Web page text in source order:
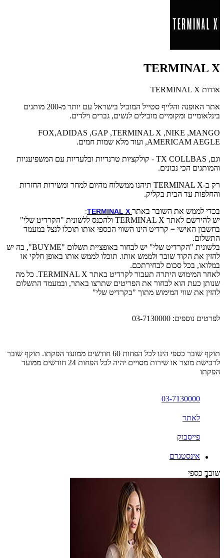
TERMINAL X
אודות TERMINAL X
אתר האופנה והלייף סטייל המוביל בישראל עם יותר מ-200 מותגים
בינלאומיים ומקומיים מובילים לנשים, גברים וילדים.
MANGO
,
NIKE
,
TERMINAL X
,
GAP
,
ADIDAS
,
FOX
,AMERICAM AEGLE ועוד מלא שמות חמים.
וגם, TX COLLBAS - קולקציות טרנדיות ובלעדיות עם המשפיעניות
והמותגים הכי נכונים.
רק ב-TERMINAL X תיהנו ממשלוח מהיום למחר ומשירות החזרות
והחלפות עד הבית בקליק.
בכדי לממש את השובר באתר TERMINAL X
:
יש להירשם לאתר TERMINAL X ולהכנס ללשונית
"הקרדיט שלי"
בחשבון האישי = קרדיט הינו השווי הכספי אותו תוכלו לנצל במעמד
התשלום.
בלשונית "הקרדיט שלי" יש לבחור באופציית תשלום "BUYME", בה יש
להזין את הקוד שובר ולממש אותו. תוכלו לממש אותו באופן חלקי או
במלואו, בכל סכום לבחירתכם.
לאחר המימוש היתרה תעבור לקרדיט באתר
. כל מה
שנותן כעת הוא לבחור את הפריטים שתרצו באתר, ובמעמד התשלום
להזין את שווי המימוש מתוך "בקרדיט שלי"
לפרטים נוספים: 03-7130000
תוקף שובר כספי הינו לכל הפחות 60 חודשים ממועד הפקתו. תוקף שובר
לרכישת מוצר או שירות מסויים יהיה לכל הפחות 24 חודשים ממועד
הפקתו
03-7130000
לאתר
פייסבוק
אינסטגרם
שובר כספי